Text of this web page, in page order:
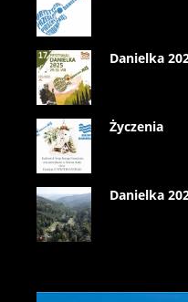
Danielka
Życzenia
Danielka